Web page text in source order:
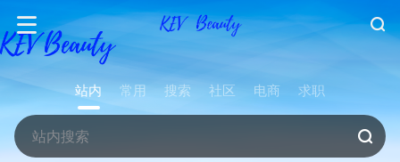
站内 常用 搜索 社区 电商 求职